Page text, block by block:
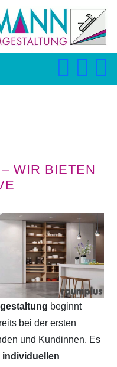
WIR BIETEN
beginnt
bei der ersten
und Kundinnen. Es
individuellen